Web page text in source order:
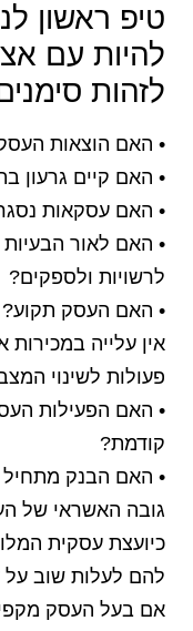
טיפ ראשון
להיות עם
לזהות
• האם הוצאות
• האם קיים גרעון
• האם עסקאות
• האם לאור
לרשויות ולספקים?
• האם העסק תקוע?
אין עלייה
פעולות לשינוי
• האם הפעילות
קודמת?
• האם הבנק מתחיל
גובה האשראי של
כיועצת עסקית
להם לעלות שוב
אם בעל העסק